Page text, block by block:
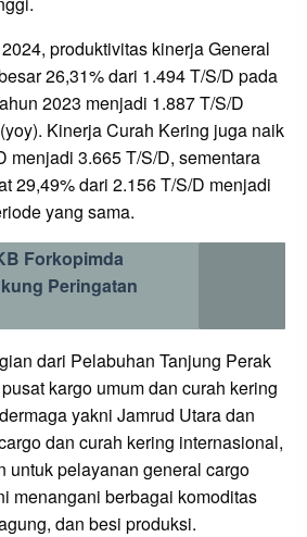
produktivitas kinerja General
26,31% dari 1.494 T/S/D pada
2023 menjadi 1.887 T/S/D
Kinerja Curah Kering juga naik
menjadi 3.665 T/S/D, sementara
29,49% dari 2.156 T/S/D menjadi
yang sama.
Forkopimda
Peringatan
dari Pelabuhan Tanjung Perak
kargo umum dan curah kering
yakni Jamrud Utara dan
dan curah kering internasional,
untuk pelayanan general cargo
menangani berbagai komoditas
dan besi produksi.